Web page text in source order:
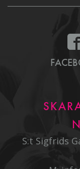
S:t Sigfrids